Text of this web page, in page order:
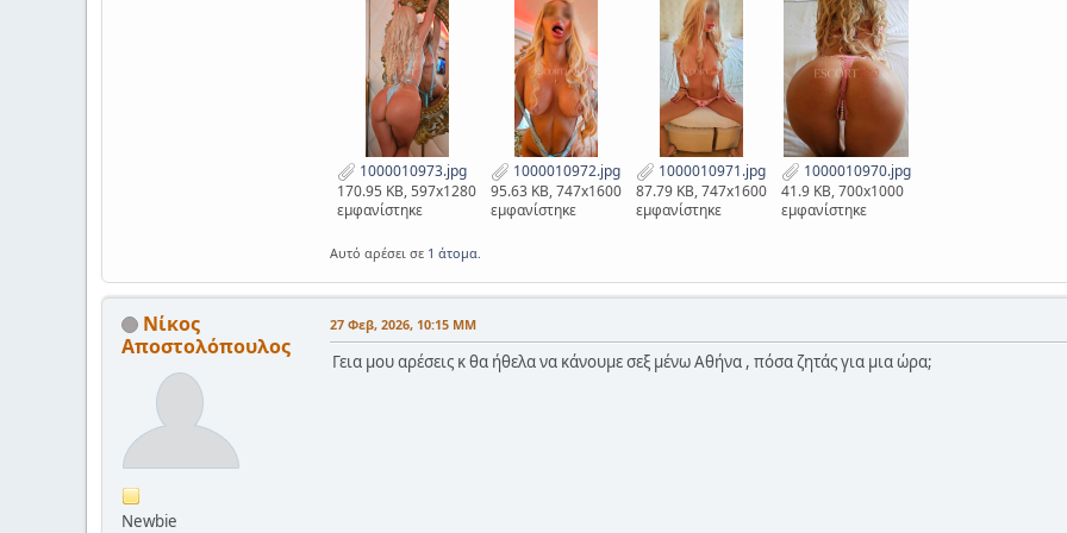
1000010973.jpg
170.95 KB, 597x1280
εμφανίστηκε
1000010972.jpg
95.63 KB, 747x1600
εμφανίστηκε
1000010971.jpg
87.79 KB, 747x1600
εμφανίστηκε
1000010970.jpg
41.9 KB, 700x1000
εμφανίστηκε
Αυτό αρέσει σε 1 άτομα
Νίκος
Αποστολόπουλος
Newbie
27 Φεβ, 2026, 10:15 ΜΜ
Γεια μου αρέσεις κ θα ήθελα να κάνουμε σεξ μένω Αθήνα , πόσα ζητάς για μια ώρα;